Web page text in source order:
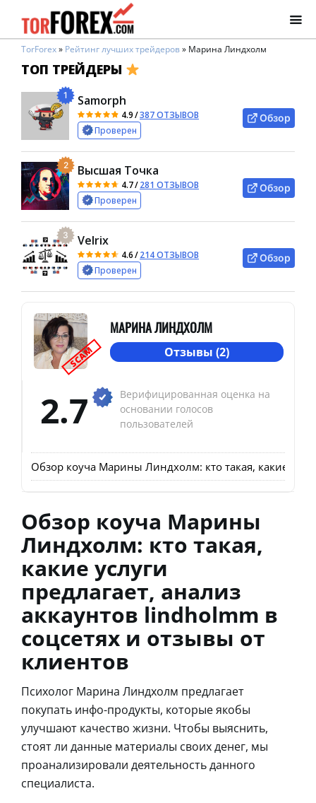
TorForex» Рейтинг лучших трейдеров» Марина Линдхолм
ТОП ТРЕЙДЕРЫ
1 Samorph
4.9/387 ОТЗЫВОВ
Проверен
Обзор
2 Высшая Точка
4.7/281 ОТЗЫВОВ
Проверен
Обзор
3 Velrix
4.6/214 ОТЗЫВОВ
Проверен
Обзор
SCAM
МАРИНА ЛИНДХОЛМ
Отзывы (2)
2.7
Верифицированная оценка на
основании голосов
пользователей
Обзор коуча Марины Линдхолм: кто такая, какие
Обзор коуча Марины
Линдхолм: кто такая,
какие услуги
предлагает, анализ
аккаунтов lindholmm в
соцсетях и отзывы от
клиентов
Психолог Марина Линдхолм предлагает
покупать инфо-продукты, которые якобы
улучшают качество жизни. Чтобы выяснить,
стоят ли данные материалы своих денег, мы
проанализировали деятельность данного
специалиста.